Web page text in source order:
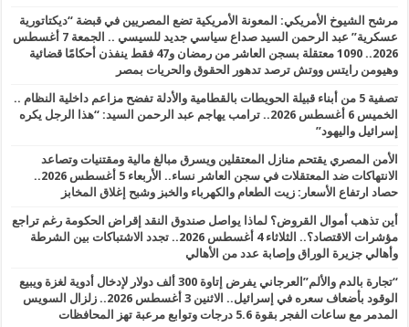
مرشح الشيوخ الأمريكي: المعونة الأمريكية تضع المصريين في قبضة “ديكتاتورية
عسكرية” عبد الرحمن السيد صداع سياسي جديد للسيسي .. الجمعة 7 أغسطس
2026.. 1090 معتقلة بسجن العاشر من رمضان و47 فقط ينفذن أحكامًا قضائية
وهيومن رايتس ووتش ترصد تدهور الحقوق والحريات بمصر
تصفية 5 من أبناء قبيلة الحويطات بالقطامية والأدلة تفضح مزاعم داخلية النظام ..
الخميس 6 أغسطس 2026.. ترامب يهاجم عبد الرحمن السيد: “هذا الرجل يكره
إسرائيل واليهود”
الأمن المصري يقتحم منازل المعتقلين ويسرق مبالغ مالية ومقتنيات وتصاعد
الانتهاكات ضد المعتقلات في سجن العاشر نساء.. الأربعاء 5 أغسطس 2026..
حصاد ارتفاع الأسعار: زيت الطعام والكهرباء والخبز وشبح إغلاق المخابز
أين تذهب أموال القروض؟ لماذا يواصل صندوق النقد إقراض الحكومة رغم تراجع
مؤشرات الاقتصاد؟.. الثلاثاء 4 أغسطس 2026.. تجدد الاشتباكات بين الشرطة
وأهالي جزيرة الوراق وإصابة عدد من الأهالي
“تجارة بالدم والألم”العرجاني يفرض إتاوة 300 ألف دولار لإدخال أدوية لغزة ويبيع
الوقود بأضعاف سعره في إسرائيل.. الاثنين 3 أغسطس 2026.. زلزال السويس
المدمر مع ساعات الفجر بقوة 5.6 درجات وتوابع مرعبة تهز المحافظات